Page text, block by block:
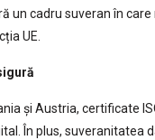
un cadru suveran în
UE.
și Austria, certificate
În plus, suveranitatea